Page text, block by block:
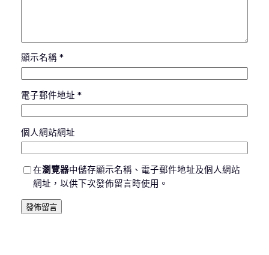
顯示名稱 *
電子郵件地址 *
個人網站網址
在瀏覽器中儲存顯示名稱、電子郵件地址及個人網站
網址，以供下次發佈留言時使用。